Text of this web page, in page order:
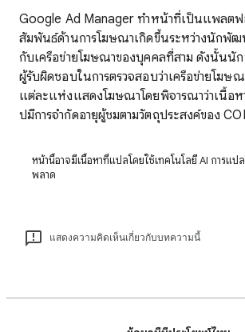
Google Ad Manager ทำหน้าที่เป็นแพลตฟ
สัมพันธ์ด้านการโฆษณาเกิดขึ้นระหว่างนักพั
กับเครือข่ายโฆษณาของบุคคลที่สาม ดังนั้น
ผู้รับผิดชอบในการตรวจสอบว่าเครือข่ายโฆษ
แต่ละแห่งแสดงโฆษณาโดยพิจารณาว่าเนื้อ
ปมีการจำกัดอายุผู้ชมตามวัตถุประสงค์ของ
หน้านี้อาจมีเนื้อหาที่แปลโดยใช้เทคโนโลยี AI การแป
พลาด
แสดงความคิดเห็นเกี่ยวกับบทความนี้